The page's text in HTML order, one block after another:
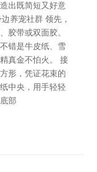
出既简短又好意
养宠社群 领先，
胶带或双面胶。
错是牛皮纸、雪
真金不怕火。 接
形，凭证花束的
中央，用手轻轻
部